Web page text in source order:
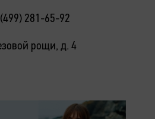
281-65-92
рощи, д. 4